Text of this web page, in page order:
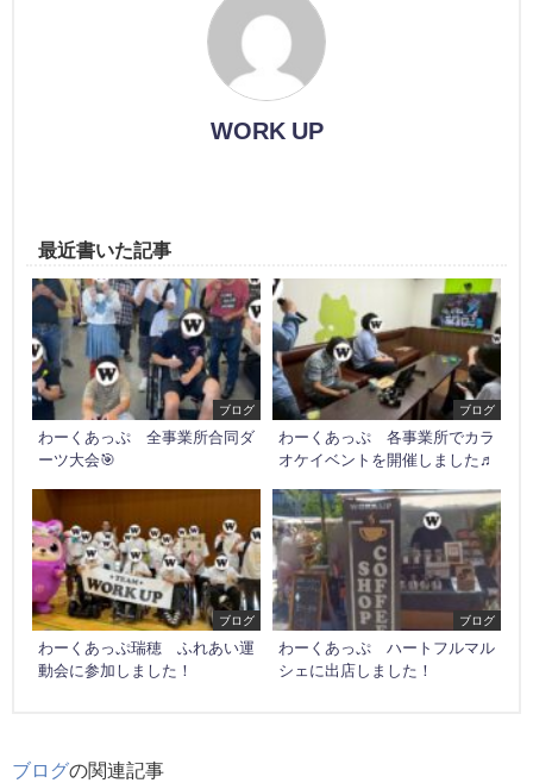
WORK UP
最近書いた記事
ブログ
わーくあっぷ 全事業所合同ダ
ーツ大会🎯
ブログ
わーくあっぷ 各事業所でカラ
オケイベントを開催しました♬
ブログ
わーくあっぷ瑞穂 ふれあい運
動会に参加しました！
ブログ
わーくあっぷ ハートフルマル
シェに出店しました！
ブログの関連記事